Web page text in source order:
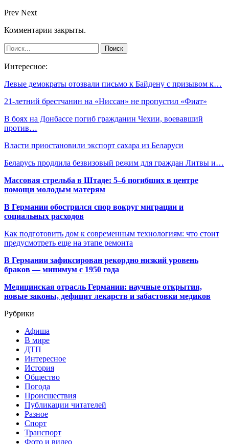
Prev Next
Комментарии закрыты.
Интересное:
Левые демократы отозвали письмо к Байдену с призывом к…
21-летний брестчанин на «Ниссан» не пропустил «Фиат»
В боях на Донбассе погиб гражданин Чехии, воевавший
против…
Власти приостановили экспорт сахара из Беларуси
Беларусь продлила безвизовый режим для граждан Литвы и…
Массовая стрельба в Штаде: 5–6 погибших в центре
помощи молодым матерям
В Германии обострился спор вокруг миграции и
социальных расходов
Как подготовить дом к современным технологиям: что стоит
предусмотреть еще на этапе ремонта
В Германии зафиксирован рекордно низкий уровень
браков — минимум с 1950 года
Медицинская отрасль Германии: научные открытия,
новые законы, дефицит лекарств и забастовки медиков
Рубрики
Афиша
В мире
ДТП
Интересное
История
Общество
Погода
Происшествия
Публикации читателей
Разное
Спорт
Транспорт
Фото и видео